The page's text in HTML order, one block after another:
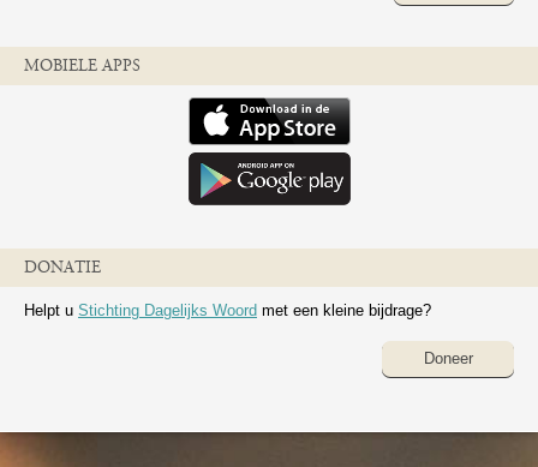
MOBIELE APPS
DONATIE
Helpt u Stichting Dagelijks Woord met een kleine bijdrage?
Doneer